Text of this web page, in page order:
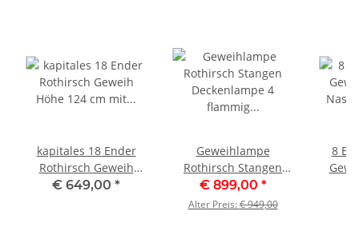
kapitales 18 Ender
Rothirsch Geweih
Höhe 124 cm mit
€ 649,00 *
Geweihlampe
Rothirsch Stangen
Deckenlampe 4
flammig Länge 92 cm
€ 899,00 *
Alter Preis:€ 949,00
8